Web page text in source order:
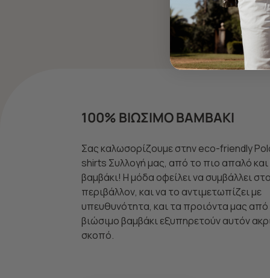
100% ΒΙΩΣΙΜΟ ΒΑΜΒΑΚΙ
Σας καλωσορίζουμε στην eco-friendly
shirts Συλλογή μας, από το πιο απαλό και
βαμβάκι! Η μόδα οφείλει να συμβάλλει στο
περιβάλλον, και να το αντιμετωπίζει με
υπευθυνότητα, και τα προιόντα μας από
βιώσιμο βαμβάκι εξυπηρετούν αυτόν
σκοπό.